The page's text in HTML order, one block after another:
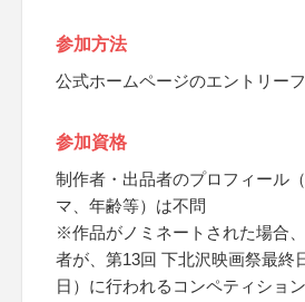
参加方法
公式ホームページのエントリー
参加資格
制作者・出品者のプロフィール
マ、年齢等）は不問
※作品がノミネートされた場合
者が、第13回 下北沢映画祭最終
日）に行われるコンペティショ